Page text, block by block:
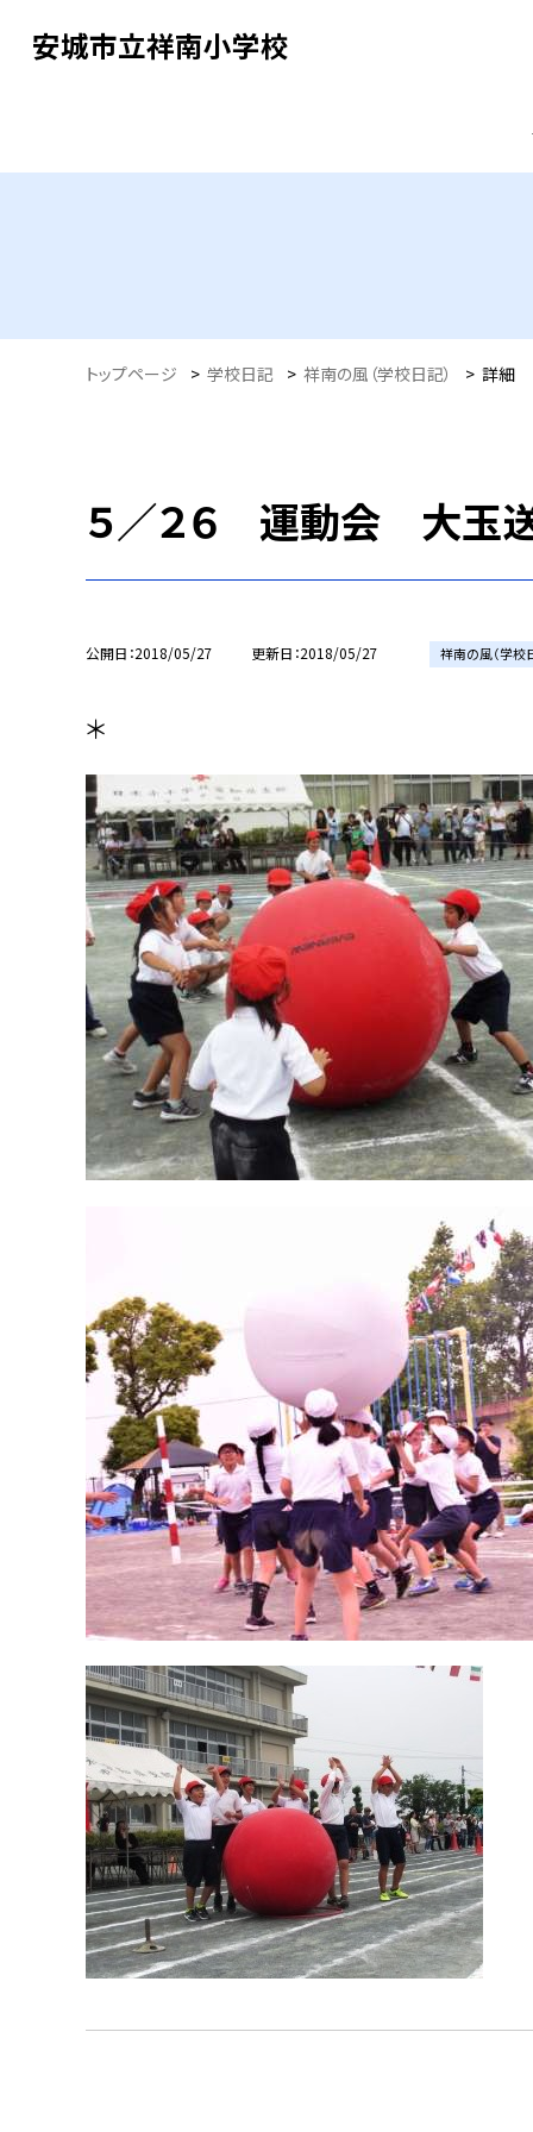
安城市立祥南小学校
トップページ > 学校日記 > 祥南の風（学校日記） > 詳細
５／２６ 運動会 大玉
公開日 2018/05/27 更新日 2018/05/27 祥南の風（学校
＊